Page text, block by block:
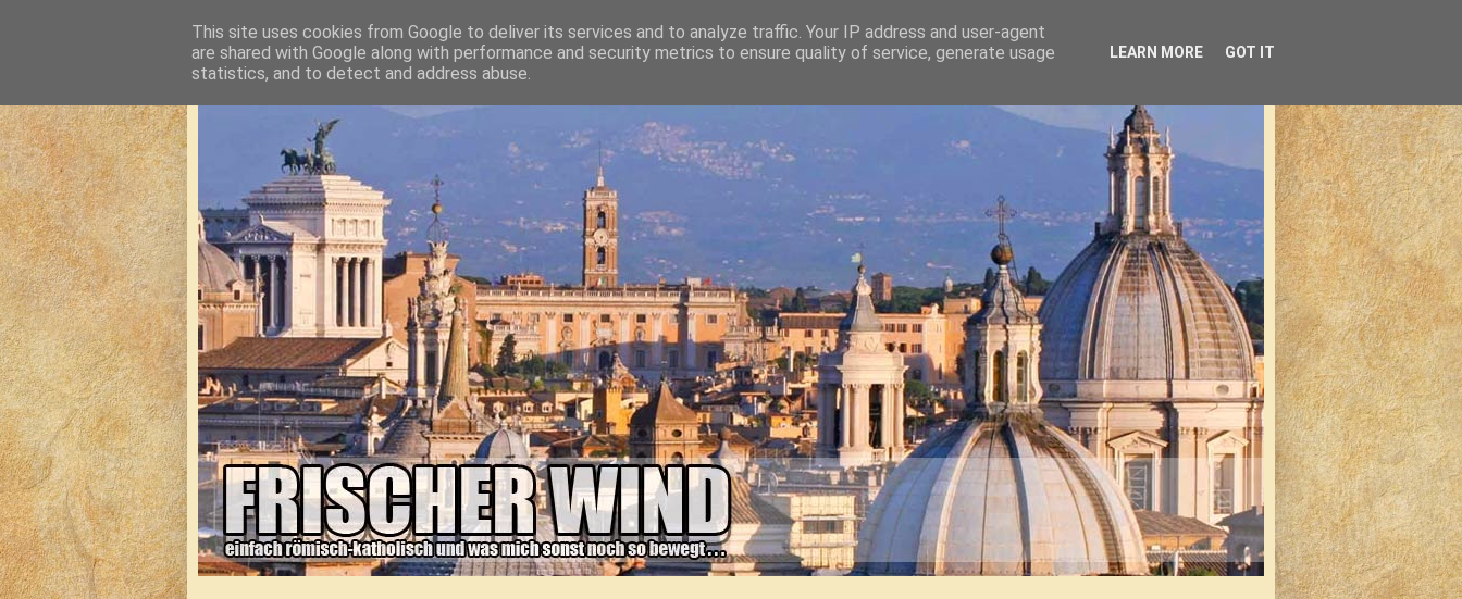
This site uses cookies from Google to deliver its services and to analyze traffic. Your IP address and user-agent
are shared with Google along with performance and security metrics to ensure quality of service, generate usage
statistics, and to detect and address abuse.
LEARN MORE GOT IT